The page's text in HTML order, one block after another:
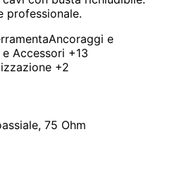
professionale.
Ancoraggi e
Accessori +13
+2
75 Ohm